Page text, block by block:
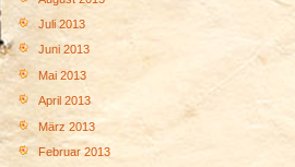
Juli 2013
Juni 2013
Mai 2013
April 2013
März 2013
Februar 2013